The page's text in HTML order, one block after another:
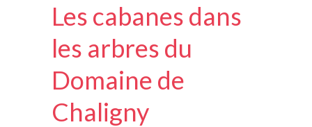
Les cabanes dans
les arbres du
Domaine de
Chaligny